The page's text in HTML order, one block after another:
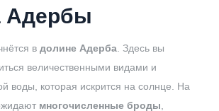
Адербы
в долине Адерба. Здесь вы
величественными видами и
воды, которая искрится на солнце. На
многочисленные броды,